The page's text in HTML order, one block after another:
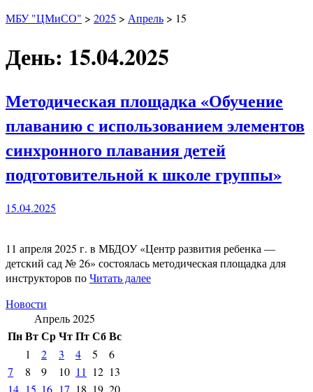
МБУ "ЦМиСО" > 2025 > Апрель > 15
День: 15.04.2025
Методическая площадка «Обучение
плаванию с использованием элементов
синхронного плавания детей
подготовительной к школе группы»
15.04.2025
11 апреля 2025 г. в МБДОУ «Центр развития ребенка —
детский сад № 26» состоялась методическая площадка для
инструкторов поЧитать далее
Новости
Апрель 2025
ПнВтСрЧтПтСбВс
1 2 3 4 5
6
7
8 9 10 11 12 13
14 15 16 17 18 19 20